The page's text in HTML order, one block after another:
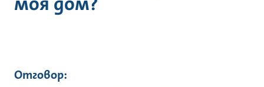
Отговор: